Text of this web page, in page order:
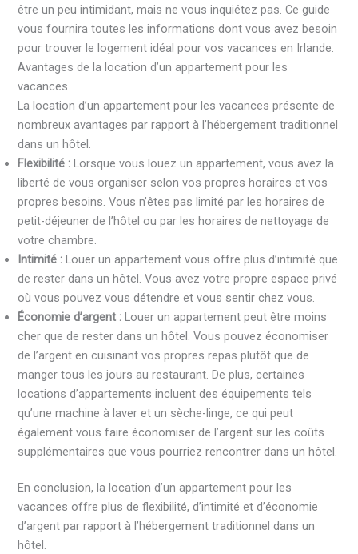
être un peu intimidant, mais ne vous inquiétez pas. Ce guide
vous fournira toutes les informations dont vous avez besoin
pour trouver le logement idéal pour vos vacances en Irlande.
Avantages de la location d’un appartement pour les
vacances
La location d’un appartement pour les vacances présente de
nombreux avantages par rapport à l’hébergement traditionnel
dans un hôtel.
Flexibilité : Lorsque vous louez un appartement, vous avez la
liberté de vous organiser selon vos propres horaires et vos
propres besoins. Vous n’êtes pas limité par les horaires de
petit-déjeuner de l’hôtel ou par les horaires de nettoyage de
votre chambre.
Intimité : Louer un appartement vous offre plus d’intimité que
de rester dans un hôtel. Vous avez votre propre espace privé
où vous pouvez vous détendre et vous sentir chez vous.
Économie d’argent : Louer un appartement peut être moins
cher que de rester dans un hôtel. Vous pouvez économiser
de l’argent en cuisinant vos propres repas plutôt que de
manger tous les jours au restaurant. De plus, certaines
locations d’appartements incluent des équipements tels
qu’une machine à laver et un sèche-linge, ce qui peut
également vous faire économiser de l’argent sur les coûts
supplémentaires que vous pourriez rencontrer dans un hôtel.
En conclusion, la location d’un appartement pour les
vacances offre plus de flexibilité, d’intimité et d’économie
d’argent par rapport à l’hébergement traditionnel dans un
hôtel.